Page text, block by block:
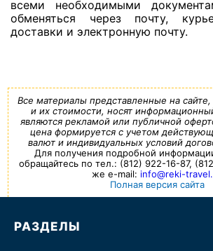
всеми необходимыми
обменяться через почту,
доставки и электронную почту.
Все материалы представленные на
и их стоимости, носят
являются рекламой или публичной
цена формируется с учетом
валют и индивидуальных условий
Для получения подробной
обращайтесь по тел.: (812) 922-16-87,
же e-mail: info@reki-
Полная версия сайта
РАЗДЕЛЫ